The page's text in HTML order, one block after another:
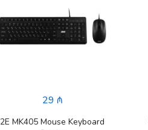
29 ₼
2E MK405 Mouse Keyboard